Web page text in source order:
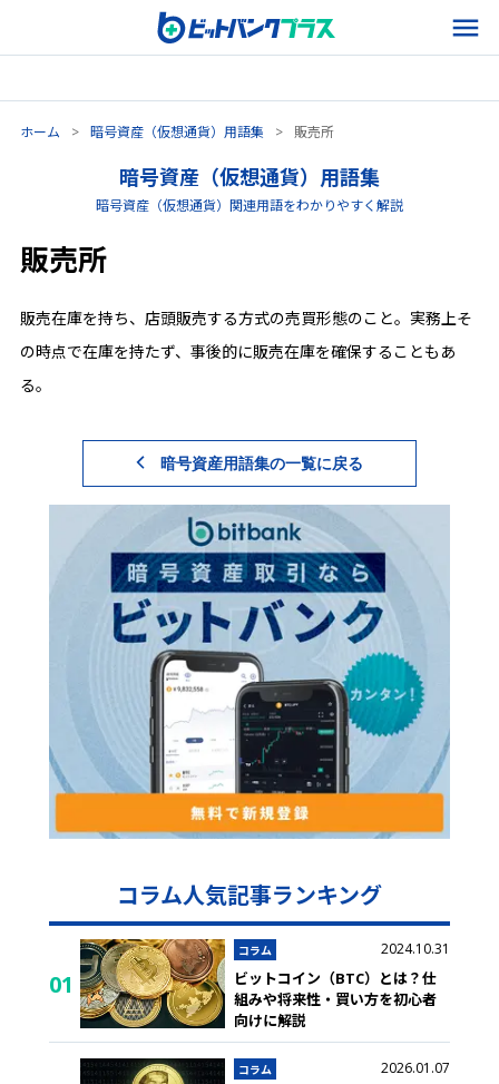
ホーム > 暗号資産（仮想通貨）用語集 > 販売所
暗号資産（仮想通貨）用語集
暗号資産（仮想通貨）関連用語をわかりやすく解説
販売所
販売在庫を持ち、店頭販売する方式の売買形態のこと。実務上そ
の時点で在庫を持たず、事後的に販売在庫を確保することもあ
る。
暗号資産用語集の一覧に戻る
コラム人気記事ランキング
01
コラム 2024.10.31
ビットコイン（BTC）とは？仕
組みや将来性・買い方を初心者
向けに解説
コラム 2026.01.07